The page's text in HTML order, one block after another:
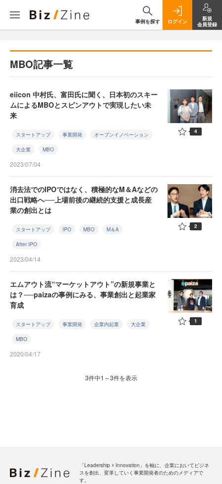
事例を探す ログイン
新規
会員登録
MBO記事一覧
eiicon 中村氏、富田氏に聞く、日本初のスキー
ムによるMBOとスピンアウトで実現したい未
来
スタートアップ 事業開発 オープンイノベーション
大企業 MBO
2023/07/04
4
消去法でのIPOではなく、積極的なM＆Aなどの
出口戦略へ──上場前後の継続的支援と成長産
業の創出とは
スタートアップ IPO MBO M＆A
After IPO
2023/04/14
2
エムアウト流“マーケットアウト”の新規事業と
は？──paizaの事例にみる、事業創出と起業家
育成
スタートアップ 事業開発 企業内起業 大企業
MBO
2020/04/17
1
3件中1～3件を表示
「Leadership ☓ Innovation」を軸に、企業においてビジネ
スを創出、変革していく事業開発者のためのメディアで
す。